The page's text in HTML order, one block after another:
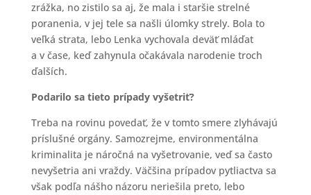
zrážka, no zistilo sa aj, že mala i staršie strelné
poranenia, v jej tele sa našli úlomky strely. Bola to
veľká strata, lebo Lenka vychovala deväť mláďat
a v čase, keď zahynula očakávala narodenie troch
ďalších.
Podarilo sa tieto prípady vyšetriť?
Treba na rovinu povedať, že v tomto smere zlyhávajú
príslušné orgány. Samozrejme, environmentálna
kriminalita je náročná na vyšetrovanie, veď sa často
nevyšetria ani vraždy. Väčšina prípadov pytliactva sa
však podľa nášho názoru neriešila preto, lebo